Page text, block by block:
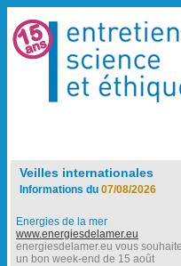
Veilles internationales
Informations du 07/08/2026
Energies de la mer
www.energiesdelamer.eu
energiesdelamer.eu vous souhaite
un bon week-end de 15 août